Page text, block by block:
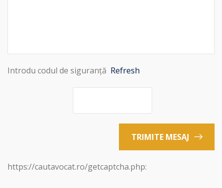
Introdu codul de siguranță Refresh
TRIMITE MESAJ
https://cautavocat.ro/getcaptcha.php: